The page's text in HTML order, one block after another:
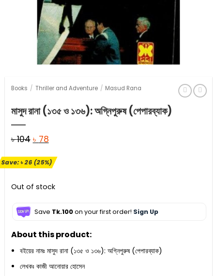
Books / Thriller and Adventure / Masud Rana
মাসুদ রানা (১৩৫ ও ১৩৬): অগ্নিপুরুষ (পেপারব্যাক)
৳104 Original
was:
৳ 78Current
is:
Save:৳26(25%)
Out of stock
Save Tk.100on your first order! Sign Up
About this product:
বইয়ের নামঃ মাসুদ রানা (১৩৫ ও ১৩৬): অগ্নিপুরুষ (পেপারব্যাক)
লেখকঃ কাজী আনোয়ার হোসেন